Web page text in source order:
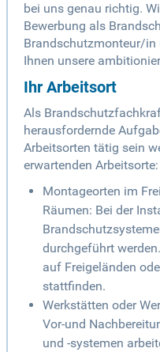
bei uns genau richtig.
Bewerbung als
Brandschutzmonteur/
Ihnen unsere
Ihr Arbeitsort
Als
herausfordernde
Arbeitsorten tätig sein
erwartenden Arbeitsorte:
Montageorten im
Räumen: Bei der
durchgeführt
auf Freigeländen
stattfinden.
Werkstätten oder
Vor-und
und -systemen